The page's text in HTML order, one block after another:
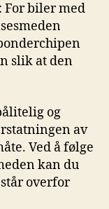
For biler med‌
slik at den
​og
av
Ved ⁤å følge
kan du
overfor